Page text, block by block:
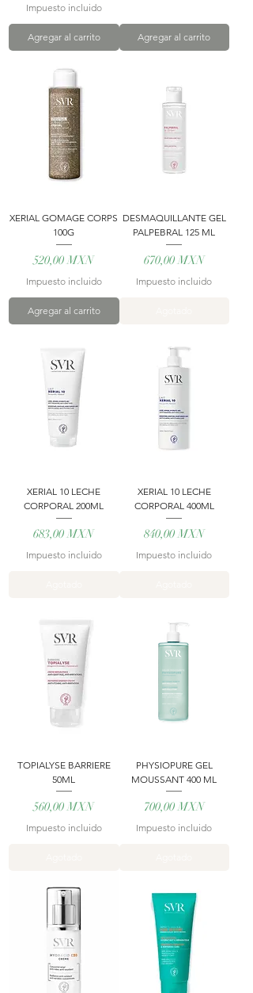
Impuesto incluido
Agregar al carrito Agregar al carrito
XERIAL GOMAGE CORPS
100G
Precio
520,00 MXN
Impuesto incluido
Agregar al carrito
DESMAQUILLANTE GEL
PALPEBRAL 125 ML
Precio
670,00 MXN
Impuesto incluido
XERIAL 10 LECHE
CORPORAL 200ML
Precio
683,00 MXN
Impuesto incluido
XERIAL 10 LECHE
CORPORAL 400ML
Precio
840,00 MXN
Impuesto incluido
TOPIALYSE BARRIERE
50ML
Precio
560,00 MXN
Impuesto incluido
PHYSIOPURE GEL
MOUSSANT 400 ML
Precio
700,00 MXN
Impuesto incluido